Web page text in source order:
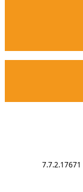
7.7.2.17671